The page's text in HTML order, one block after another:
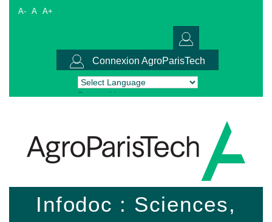
A- A A+
Connexion AgroParisTech
Powered by Translate
Infodoc : Sciences,